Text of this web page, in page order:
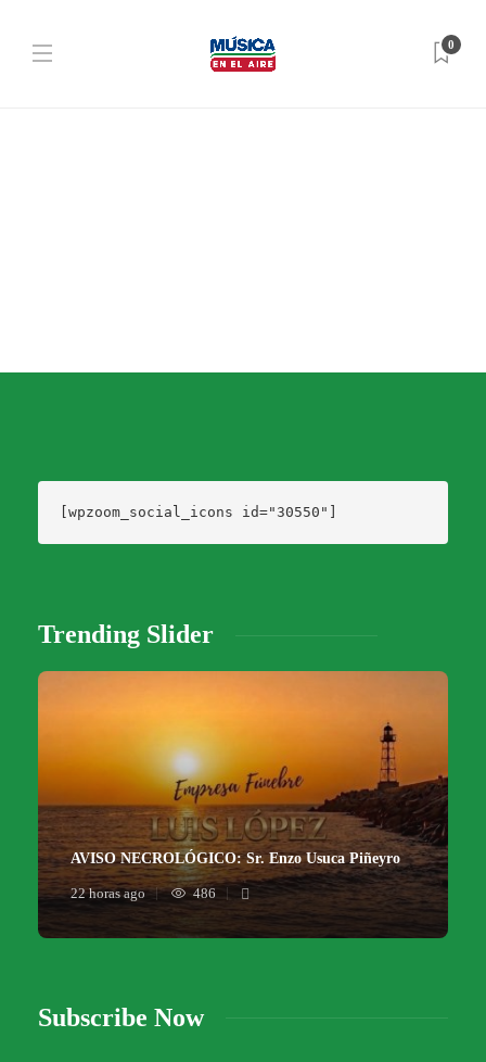
0
[wpzoom_social_icons id="30550"]
Trending Slider
AVISO NECROLÓGICO: Sr. Enzo Usuca Piñeyro
22 horas ago 486
Subscribe Now